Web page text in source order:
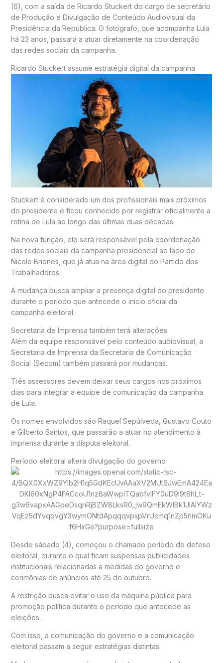
(6), com a saída de Ricardo Stuckert do cargo de secretário
de Produção e Divulgação de Conteúdo Audiovisual da
Presidência da República. O fotógrafo, que acompanha Lula
há 23 anos, passará a atuar diretamente na coordenação
das redes sociais da campanha.
Ricardo Stuckert assume estratégia digital da campanha
Stuckert é considerado um dos profissionais mais próximos
do presidente e ficou conhecido por registrar oficialmente a
rotina de Lula ao longo das últimas duas décadas.
Na nova função, ele será responsável pela coordenação
das redes sociais da campanha presidencial ao lado de
Nicole Briones, que já atua na área digital do Partido dos
Trabalhadores.
A mudança busca ampliar a presença digital do presidente
durante o período que antecede o início oficial da
campanha eleitoral.
Secretaria de Imprensa também terá alterações
Além da equipe responsável pelo conteúdo audiovisual, a
Secretaria de Imprensa da Secretaria de Comunicação
Social (Secom) também passará por mudanças.
Três assessores devem deixar seus cargos nos próximos
dias para integrar a equipe de comunicação da campanha
de Lula.
Os nomes envolvidos são Raquel Sepúlveda, Gustavo Couto
e Gilberto Santos, que passarão a atuar no atendimento à
imprensa durante a disputa eleitoral.
Período eleitoral altera divulgação do governo
Desde sábado (4), começou o chamado período de defeso
eleitoral, durante o qual ficam suspensas publicidades
institucionais relacionadas a medidas do governo e
cerimônias de anúncios até 25 de outubro.
A restrição busca evitar o uso da máquina pública para
promoção política durante o período que antecede as
eleições.
Com isso, a comunicação do governo e a comunicação
eleitoral passam a seguir estratégias distintas.